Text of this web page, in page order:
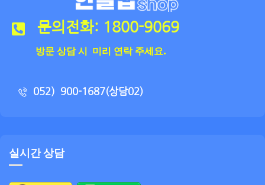
문의전화: 1800-9069
방문 상담 시 미리 연락 주세요.
052）900-1687(상담02)
실시간 상담